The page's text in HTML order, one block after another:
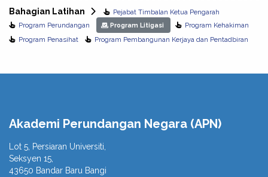
Bahagian Latihan
Pejabat Timbalan Ketua Pengarah
Program Perundangan
Program Litigasi
Program Kehakiman
Program Penasihat
Program Pembangunan Kerjaya dan Pentadbiran
Akademi Perundangan Negara (APN)
Lot 5, Persiaran Universiti,
Seksyen 15,
43650 Bandar Baru Bangi